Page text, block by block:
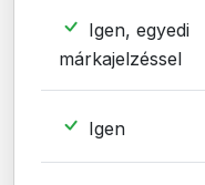
Igen, egyedi
márkajelzéssel
Igen